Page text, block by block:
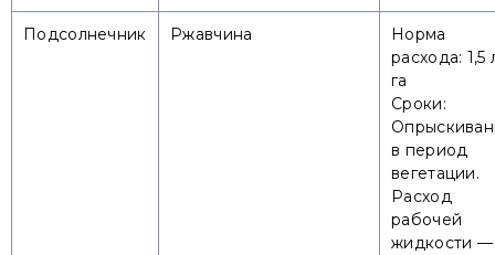
Подсолнечник Ржавчина
Норма
расхода: 1,5
га
Сроки:
в период
вегетации.
Расход
рабочей
жидкости —